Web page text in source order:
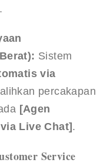
Sistem
via
percakapan
[Agen
Live Chat] .
Service